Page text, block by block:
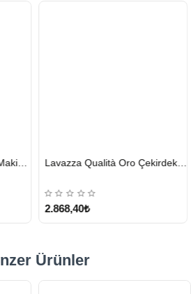
GÖNDERİ
Lavazza Qualità Oro Çekirdek Kahve 1 KG x 2
2.868,40₺
Ürünler